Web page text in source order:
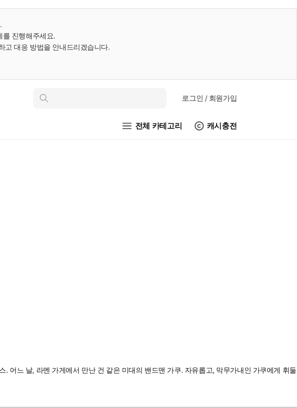
를 진행해주세요.
고 대응 방법을 안내드리겠습니다.
인
로그인 / 회원가입
전체 카테고리 캐시충전
느 날, 라멘 가게에서 만난 건 같은 미대의 밴드맨 가쿠. 자유롭고, 막무가내인 가쿠에게 휘둘